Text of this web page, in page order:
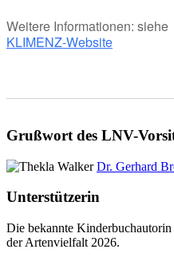
Weitere Informationen: siehe
KLIMENZ-Website
Grußwort des LNV-
Dr. Gerhard
Unterstützerin
Die bekannte Kinderbuchautorin
der Artenvielfalt 2026.